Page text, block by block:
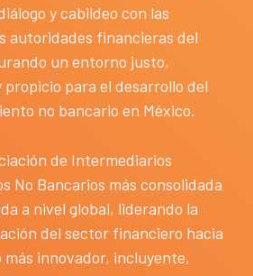
y cabildeo con las
autoridades financieras del
un entorno justo,
propicio para el desarrollo del
no bancario en México.
de Intermediarios
No Bancarios más consolidada
a nivel global, liderando la
del sector financiero hacia
más innovador, incluyente,